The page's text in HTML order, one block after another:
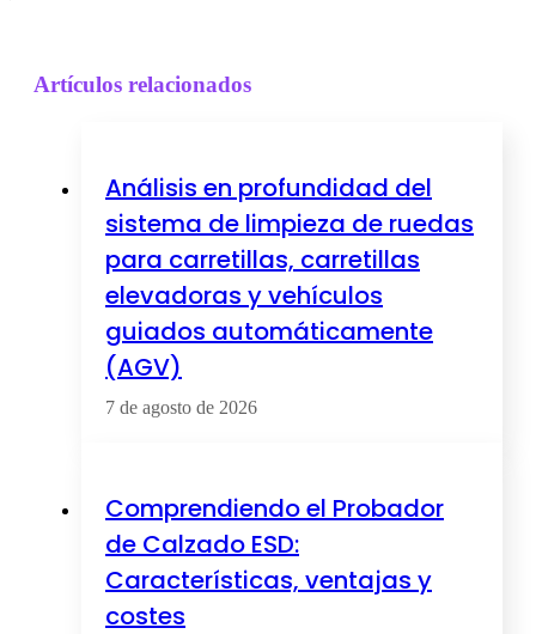
Artículos relacionados
Análisis en profundidad del
sistema de limpieza de ruedas
para carretillas, carretillas
elevadoras y vehículos
guiados automáticamente
(AGV)
7 de agosto de 2026
Comprendiendo el Probador
de Calzado ESD:
Características, ventajas y
costes